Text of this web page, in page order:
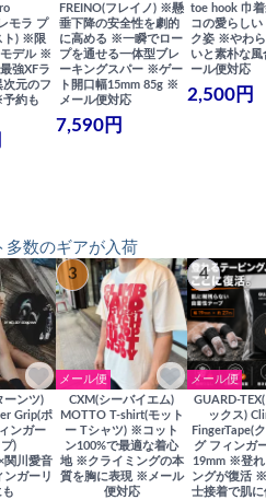
モラ プ
ト) ※限
モデル ※
強XFラ
元のフ
約も
FREINO(フレイノ) ※懸
垂下降の安全性を劇的
に高める ※一瞬でロー
プを通せる一体型ブレ
ーキングスパー ※ゲー
ト開口幅15mm 85g ※
メール便対応
7,590円
toe hook 巾
コの愛らしい
ク姿 ※やわ
いと素朴な
ール便対応
2,500円
多数のギアが入荷
ーンツ)
Grip(ポ
ンガー
)
関川愛音
ガーリ
も
3
メール便
CXM(シーバイエム)
MOTTO T-shirt(モット
ー Tシャツ) ※コット
ン100%で最適な着心
地 ※クライミングの本
質を胸に表現 ※メール
便対応
4
メール便
GUARD-
ックス)
FingerTape(
グ フィンガ
19mm ※登れ
ングが復活
士接着で肌